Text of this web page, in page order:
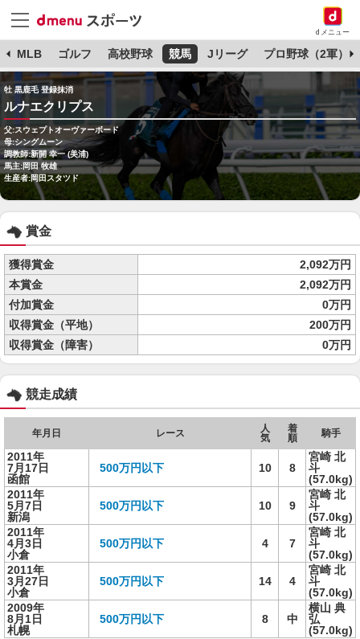
dメニュー
MLB ゴルフ 高校野球 競馬 Jリーグ プロ野球（2軍）
牡 黒鹿毛 登録抹消
ルナエクリプス
父:スウェプトオーヴァーボード
母:シングムーン
調教師:新開 幸一 (美浦)
馬主:岡田 牧雄
生産者:岡田スタツド
賞金
獲得賞金
2,092万円
本賞金
2,092万円
付加賞金
0万円
収得賞金（平地）
200万円
収得賞金（障害）
0万円
競走成績
年月日 レース
人
気
着
順
騎手
2011年
7月17日
函館
500万円以下 10 8
宮崎 北
斗
(57.0kg)
2011年
5月7日
新潟
500万円以下 10 9
宮崎 北
斗
(57.0kg)
2011年
4月3日
小倉
500万円以下 4 7
宮崎 北
斗
(57.0kg)
2011年
3月27日
小倉
500万円以下 14 4
宮崎 北
斗
(57.0kg)
2009年
8月1日
札幌
500万円以下 8 中
横山 典
弘
(57.0kg)